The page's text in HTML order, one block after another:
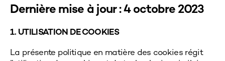
Dernière mise à jour :4 octobre 2023
1. UTILISATION DE COOKIES
La présente politique en matière des cookies régit